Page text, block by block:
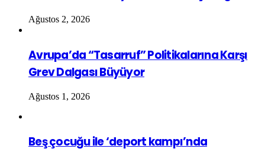
Ağustos 2, 2026
Avrupa’da “Tasarruf” Politikalarına Karşı
Grev Dalgası Büyüyor
Ağustos 1, 2026
Beş çocuğu ile ‘deport kampı’nda